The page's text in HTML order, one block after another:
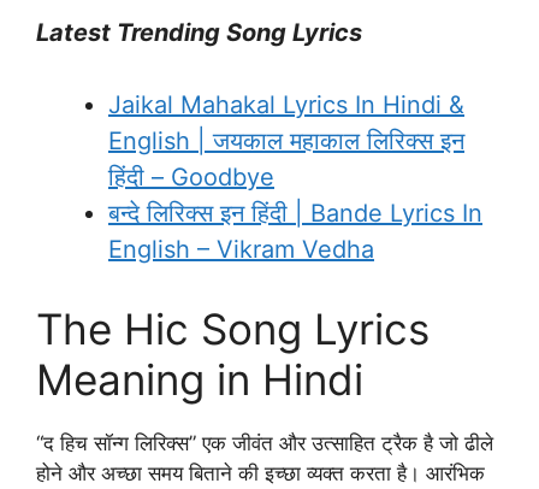
Latest Trending Song Lyrics
Jaikal Mahakal Lyrics In Hindi &
English | जयकाल महाकाल लिरिक्स इन
हिंदी – Goodbye
बन्दे लिरिक्स इन हिंदी | Bande Lyrics In
English – Vikram Vedha
The Hic Song Lyrics
Meaning in Hindi
“द हिच सॉन्ग लिरिक्स” एक जीवंत और उत्साहित ट्रैक है जो ढीले
होने और अच्छा समय बिताने की इच्छा व्यक्त करता है। आरंभिक